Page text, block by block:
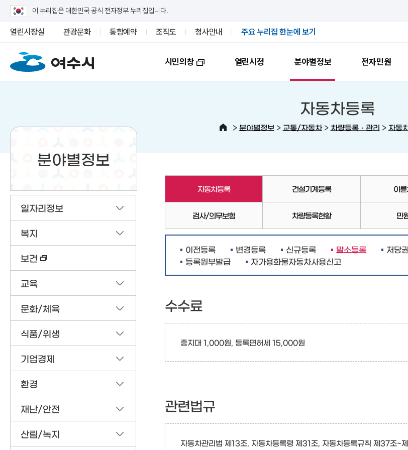
이 누리집은 대한민국 공식 전자정부 누리집입니다.
열린시장실 관광문화 통합예약 조직도 청사안내 주요 누리집 한눈에 보기
시민의창 열린시정 분야별정보 전자민원
분야별정보
일자리정보
복지
보건
교육
문화/체육
식품/위생
기업경제
환경
재난/안전
산림/녹지
자동차등록
> 분야별정보 > 교통/자동차> 차량등록ㆍ관리 > 자동
자동차등록 건설기계등록 이
검사/의무보험 차량등록현황 민
이전등록 변경등록 신규등록 말소등록 저당
등록원부발급
자가용화물자동차사용신고
수수료
증지대 1,000원, 등록면허세 15,000원
관련법규
자동차관리법 제13조, 자동차등록령 제31조, 자동차등록규칙 제37조~